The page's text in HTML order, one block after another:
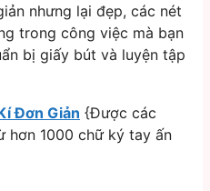
nhưng lại đẹp, các nét
trong công việc mà bạn
bị giấy bút và luyện tập
Đơn Giản {Được các
hơn 1000 chữ ký tay ấn